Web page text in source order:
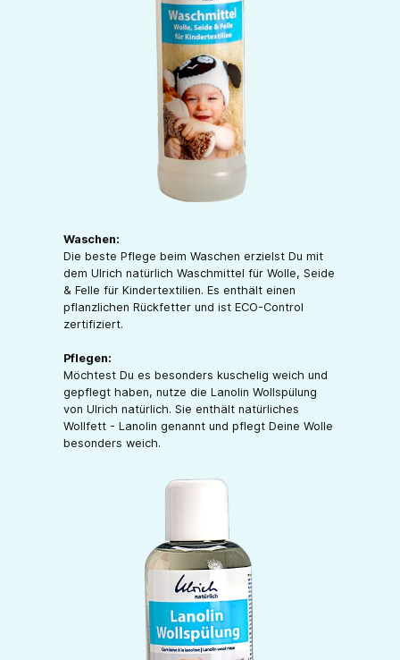
Waschen:
Die beste Pflege beim Waschen erzielst Du mit
dem Ulrich natürlich Waschmittel für Wolle, Seide
& Felle für Kindertextilien. Es enthält einen
pflanzlichen Rückfetter und ist ECO-Control
zertifiziert.
Pflegen:
Möchtest Du es besonders kuschelig weich und
gepflegt haben, nutze die Lanolin Wollspülung
von Ulrich natürlich. Sie enthält natürliches
Wollfett - Lanolin genannt und pflegt Deine Wolle
besonders weich.